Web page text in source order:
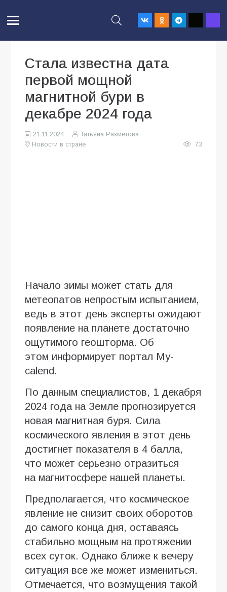
Стала известна дата
первой мощной
магнитной бури в
декабре 2024 года
21.11.2024
Татьяна Разметова
Новости в стране
73
Начало зимы может стать для
метеопатов непростым испытанием,
ведь в этот день эксперты ожидают
появление на планете достаточно
ощутимого геошторма. Об
этом информирует портал My-
calend.
По данным специалистов, 1 декабря
2024 года на Земле прогнозируется
новая магнитная буря. Сила
космического явления в этот день
достигнет показателя в 4 балла,
что может серьезно отразиться
на магнитосфере нашей планеты.
Предполагается, что космическое
явление не снизит своих оборотов
до самого конца дня, оставаясь
стабильно мощным на протяжении
всех суток. Однако ближе к вечеру
ситуация все же может измениться.
Отмечается, что возмущения такой